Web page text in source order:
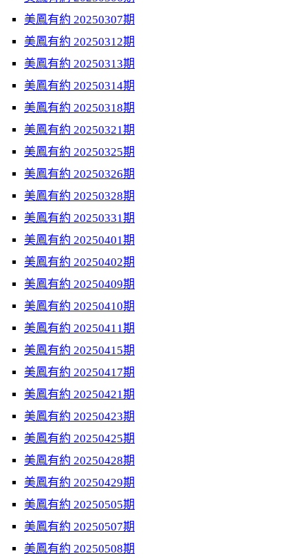
美鳳有約 20250307期
美鳳有約 20250312期
美鳳有約 20250313期
美鳳有約 20250314期
美鳳有約 20250318期
美鳳有約 20250321期
美鳳有約 20250325期
美鳳有約 20250326期
美鳳有約 20250328期
美鳳有約 20250331期
美鳳有約 20250401期
美鳳有約 20250402期
美鳳有約 20250409期
美鳳有約 20250410期
美鳳有約 20250411期
美鳳有約 20250415期
美鳳有約 20250417期
美鳳有約 20250421期
美鳳有約 20250423期
美鳳有約 20250425期
美鳳有約 20250428期
美鳳有約 20250429期
美鳳有約 20250505期
美鳳有約 20250507期
美鳳有約 20250508期